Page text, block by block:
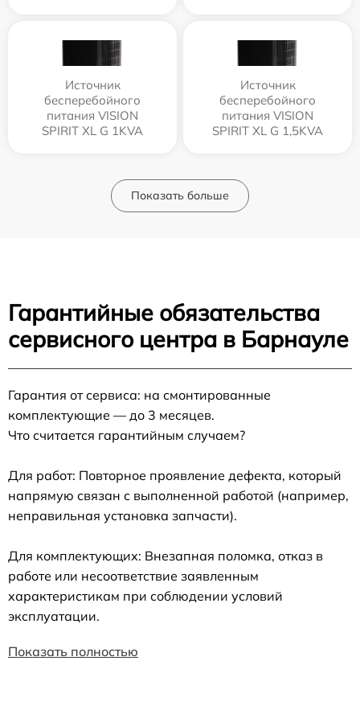
Источник
бесперебойного
питания VISION
SPIRIT XL G 1KVA
Источник
бесперебойного
питания VISION
SPIRIT XL G 1,5KVA
Показать больше
Гарантийные обязательства
сервисного центра в Барнауле
Гарантия от сервиса: на смонтированные
комплектующие — до 3 месяцев.
Что считается гарантийным случаем?
Для работ: Повторное проявление дефекта, который
напрямую связан с выполненной работой (например,
неправильная установка запчасти).
Для комплектующих: Внезапная поломка, отказ в
работе или несоответствие заявленным
характеристикам при соблюдении условий
эксплуатации.
Показать полностью